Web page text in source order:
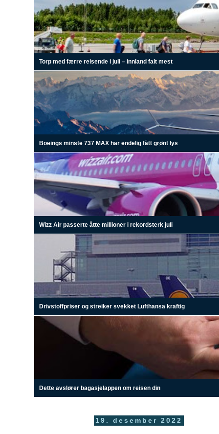
Torp med færre reisende i juli – innland falt mest
Boeings minste 737 MAX har endelig fått grønt lys
Wizz Air passerte åtte millioner i rekordsterk juli
Drivstoffpriser og streiker svekket Lufthansa kraftig
Dette avslører bagasjelappen om reisen din
19. desember 2022